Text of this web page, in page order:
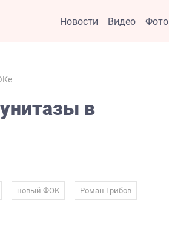
Новости Видео Фото
в
новый ФОК Роман Грибов